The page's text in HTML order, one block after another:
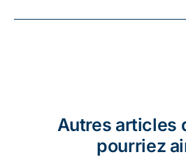
Autres articles
pourriez